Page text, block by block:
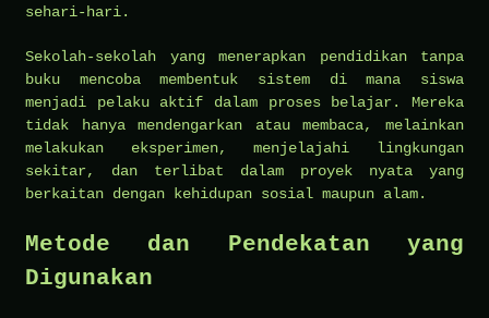
sehari-hari.
Sekolah-sekolah yang menerapkan pendidikan tanpa
buku mencoba membentuk sistem di mana siswa
menjadi pelaku aktif dalam proses belajar. Mereka
tidak hanya mendengarkan atau membaca, melainkan
melakukan eksperimen, menjelajahi lingkungan
sekitar, dan terlibat dalam proyek nyata yang
berkaitan dengan kehidupan sosial maupun alam.
Metode dan Pendekatan yang
Digunakan